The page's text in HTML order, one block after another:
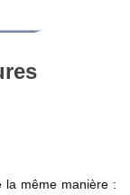
la même manière :